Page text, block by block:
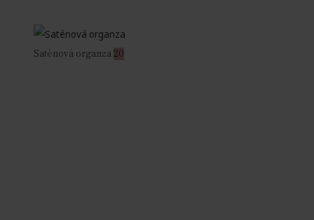
Saténová organza 20